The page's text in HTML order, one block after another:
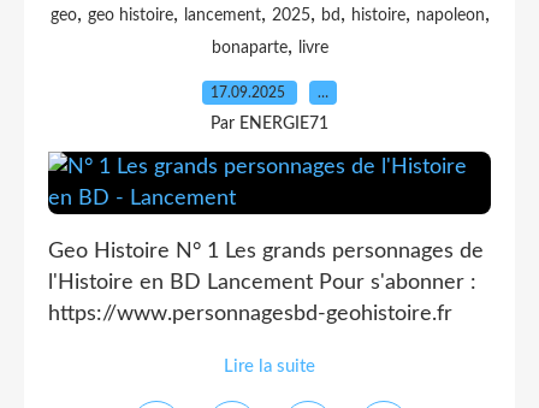
geo, geo histoire, lancement, 2025, bd , histoire, napoleon,
bonaparte, livre
17.09.2025 …
Par ENERGIE71
Geo Histoire N° 1 Les grands personnages de
l'Histoire en BD Lancement Pour s'abonner :
https://www.personnagesbd-geohistoire.fr
Lire la suite